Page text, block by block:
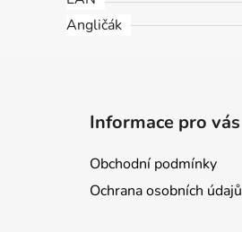
Angličák
Informace pro vás
Obchodní podmínky
Ochrana osobních údajů